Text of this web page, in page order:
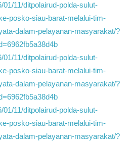
11/ditpolairud-polda-sulut-
posko-siau-barat-melalui-tim-
dalam-pelayanan-masyarakat/?
11/ditpolairud-polda-sulut-
posko-siau-barat-melalui-tim-
dalam-pelayanan-masyarakat/?
11/ditpolairud-polda-sulut-
posko-siau-barat-melalui-tim-
dalam-pelayanan-masyarakat/?